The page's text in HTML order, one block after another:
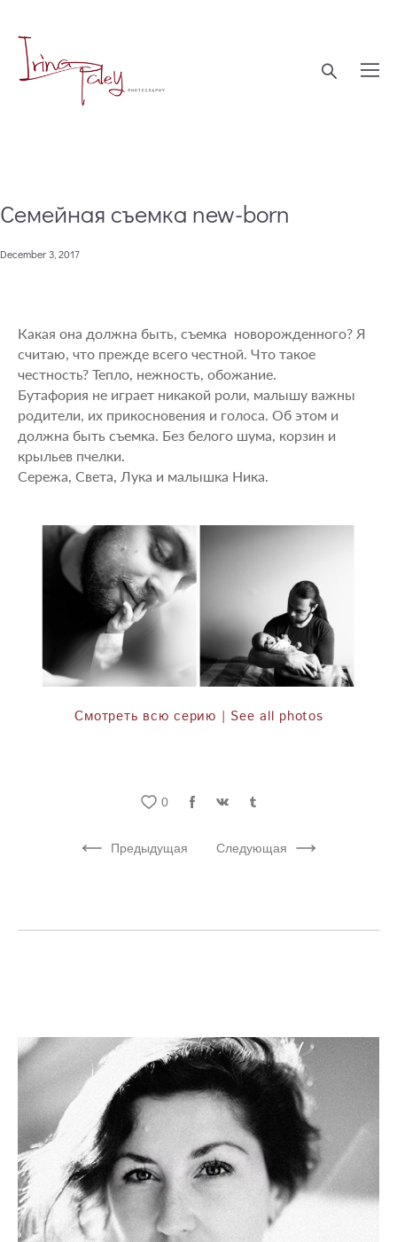
December 3, 2017
Семейная съемка new-born
Какая она должна быть, съемка новорожденного? Я
считаю, что прежде всего честной. Что такое
честность? Тепло, нежность, обожание.
Бутафория не играет никакой роли, малышу важны
родители, их прикосновения и голоса. Об этом и
должна быть съемка. Без белого шума, корзин и
крыльев пчелки.
Сережа, Света, Лука и малышка Ника.
Смотреть всю серию | See all photos
0
Предыдущая Следующая